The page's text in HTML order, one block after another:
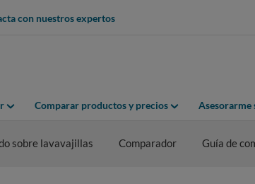
con nuestros expertos
Comparar productos y precios Asesorarme
sobre lavavajillas Comparador Guía de